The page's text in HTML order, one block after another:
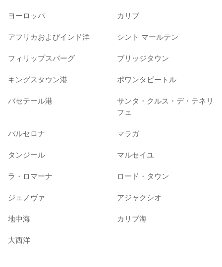
ヨーロッパ カリブ
アフリカおよびインド洋 シント マールテン
フィリップスバーグ ブリッジタウン
キングスタウン港 ポワンタピートル
バセテール港
サンタ・クルス・デ・テネリ
フェ
バルセロナ マラガ
タンジール マルセイユ
ラ・ロマーナ ロード・タウン
ジェノヴァ アジャクシオ
地中海 カリブ海
大西洋